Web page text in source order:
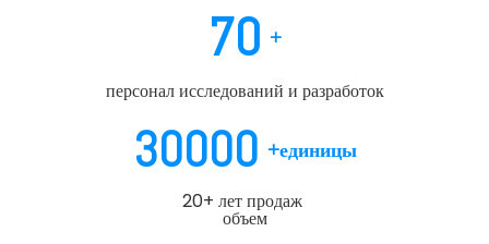
70 +
персонал исследований и разработок
30000 +единицы
20+ лет продаж
объем